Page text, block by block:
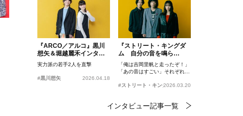
『ARCO／アルコ』黒川
想矢＆堀越麗禾インタビ
ュー
実力派の若手2人を直撃
#黒川想矢 2026.04.18
『ストリート・キングダ
ム 自分の音を鳴ら
せ。』峯田和伸、若葉竜
也、吉岡里帆インタビュ
ー
「俺は吉岡里帆と走ったぞ！」
「あの音はすごい」それぞれの
#ストリート・キングダム 自分の音を鳴らせ。
2026.03.20
インタビュー記事一覧